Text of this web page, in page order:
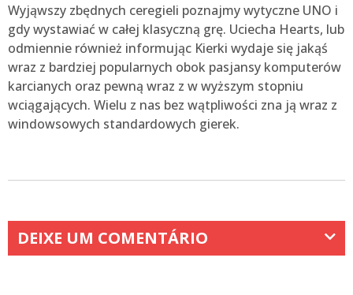
Wyjąwszy zbędnych ceregieli poznajmy wytyczne UNO i
gdy wystawiać w całej klasyczną grę. Uciecha Hearts, lub
odmiennie również informując Kierki wydaje się jakąś
wraz z bardziej popularnych obok pasjansy komputerów
karcianych oraz pewną wraz z w wyższym stopniu
wciągających. Wielu z nas bez wątpliwości zna ją wraz z
windowsowych standardowych gierek.
DEIXE UM COMENTÁRIO